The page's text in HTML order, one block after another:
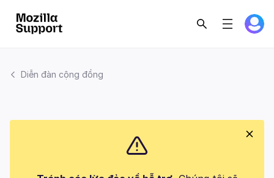
Diễn đàn cộng đồng